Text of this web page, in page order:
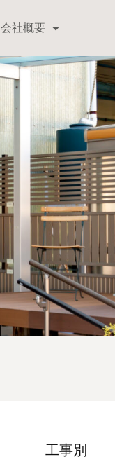
会社概要
工事別